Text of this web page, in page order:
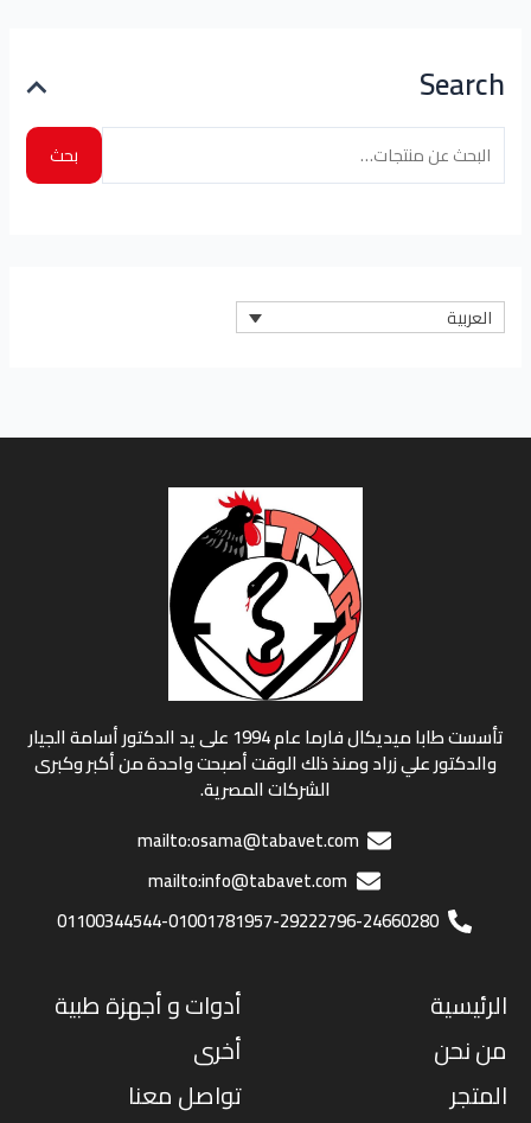
Search
بحث
العربية
تأسست طابا ميديكال فارما عام 1994 على يد الدكتور أسامة الجيار
والدكتور علي زراد ومنذ ذلك الوقت أصبحت واحدة من أكبر وكبرى
الشركات المصرية.
mailto:osama@tabavet.com
mailto:info@tabavet.com
01100344544-01001781957-29222796-24660280
الرئيسية
من نحن
المتجر
أدوات و أجهزة طبية
أخرى
تواصل معنا